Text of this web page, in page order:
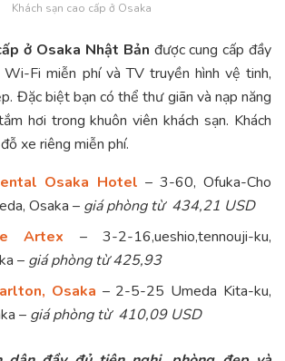
Khách sạn cao cấp ở Osaka
ở Osaka Nhật Bản được cung cấp đầy
Fi miễn phí và TV truyền hình vệ tinh,
Đặc biệt bạn có thể thư giãn và nạp năng
hơi trong khuôn viên khách sạn. Khách
xe riêng miễn phí.
Osaka Hotel – 3-60, Ofuka-Cho
Osaka – giá phòng từ 434,21 USD
Artex – 3-2-16,ueshio,tennouji-ku,
– giá phòng từ 425,93
Osaka – 2-5-25 Umeda Kita-ku,
– giá phòng từ 410,09 USD